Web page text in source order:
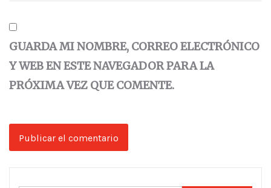
GUARDA MI NOMBRE, CORREO ELECTRÓNICO
Y WEB EN ESTE NAVEGADOR PARA LA
PRÓXIMA VEZ QUE COMENTE.